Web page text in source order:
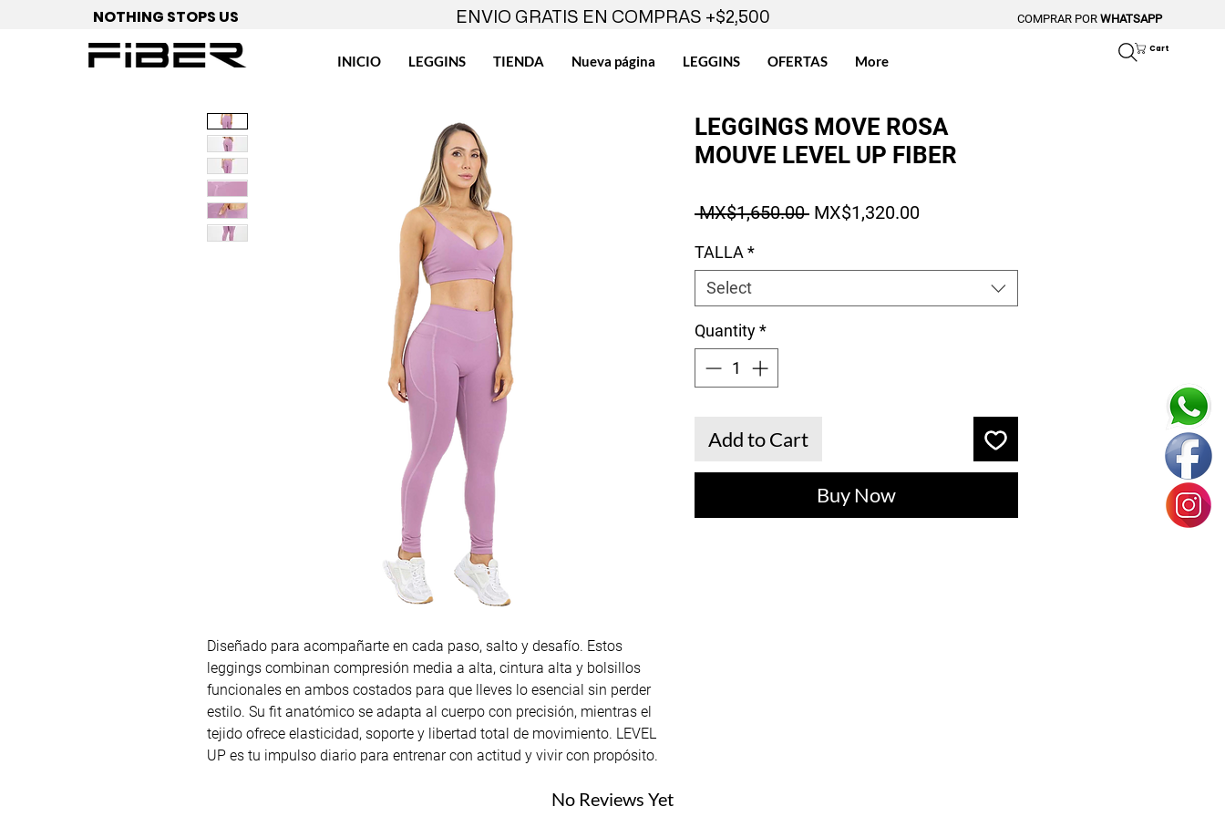
NOTHING STOPS US
INICIO LEGGINS TIENDA Nueva página LEGGINS OFERTAS More
ENVIO GRATIS EN COMPRAS +$2,500
Cart
COMPRAR POR WHATSAPP
Diseñado para acompañarte en cada paso, salto y desafío. Estos
leggings combinan compresión media a alta, cintura alta y bolsillos
funcionales en ambos costados para que lleves lo esencial sin perder
estilo. Su fit anatómico se adapta al cuerpo con precisión, mientras el
tejido ofrece elasticidad, soporte y libertad total de movimiento. LEVEL
UP es tu impulso diario para entrenar con actitud y vivir con propósito.
LEGGINGS MOVE ROSA
MOUVE LEVEL UP FIBER
MX$1,650.00 Regular Price
MX$1,320.00Sale Price
TALLA *
Select
Quantity*
Add to Cart
Buy Now
No Reviews Yet